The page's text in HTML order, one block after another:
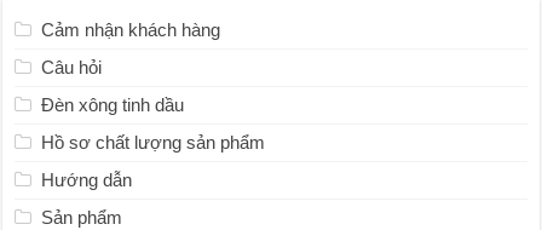
Cảm nhận khách hàng
Câu hỏi
Đèn xông tinh dầu
Hồ sơ chất lượng sản phẩm
Hướng dẫn
Sản phẩm